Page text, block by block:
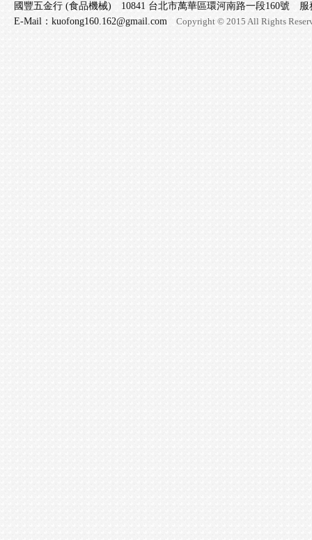
國豐五金行 (食品機械) 10841 台北市萬華區環河南路一段160號 服
E-Mail：kuofong160.162@gmail.com Copyright © 2015 All Rights